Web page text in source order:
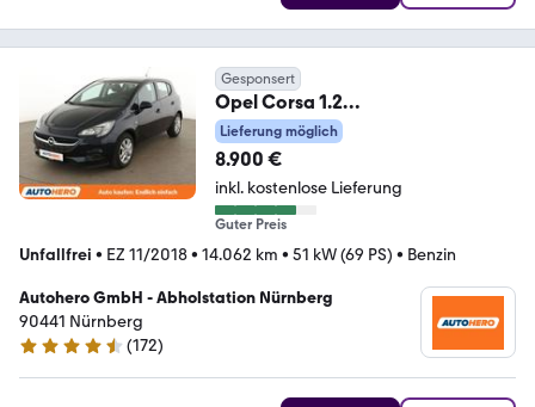
Gesponsert
Opel Corsa 1.2
Selection*PDC*KLIMA*GARANTIE
*
Lieferung möglich
8.900 €
inkl. kostenlose Lieferung
Guter Preis
Unfallfrei • EZ 11/2018• 14.062 km • 51 kW (69 PS) • Benzin
Autohero GmbH - Abholstation Nürnberg
90441 Nürnberg
4.5 Sterne
(172)